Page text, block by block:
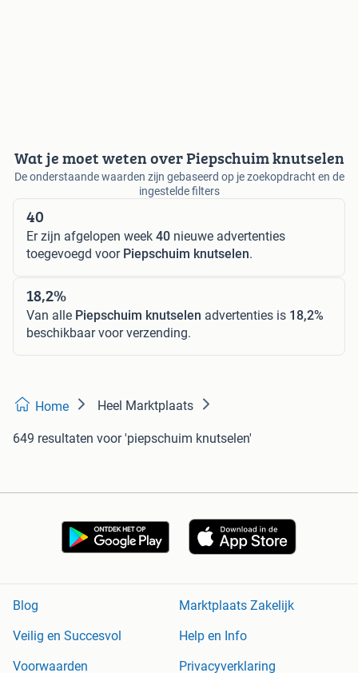
Wat je moet weten over Piepschuim knutselen
De onderstaande waarden zijn gebaseerd op je zoekopdracht en de
ingestelde filters
40
Er zijn afgelopen week 40 nieuwe advertenties
toegevoegd voor Piepschuim knutselen.
18,2%
Van alle Piepschuim knutselen advertenties is 18,2%
beschikbaar voor verzending.
Home Heel Marktplaats
649 resultaten voor 'piepschuim knutselen'
Blog
Marktplaats Zakelijk
Veilig en Succesvol
Help en Info
Voorwaarden
Privacyverklaring